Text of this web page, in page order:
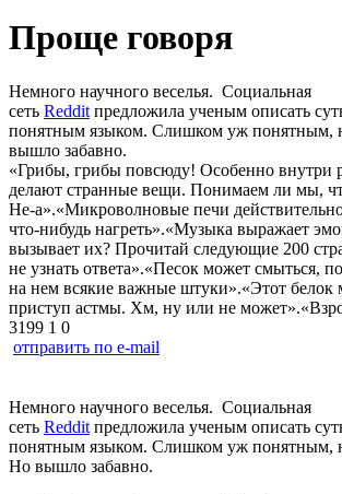
Проще говоря
Немного научного веселья. Социальная
сеть Reddit предложила ученым описать
понятным языком. Слишком уж понятным,
вышло забавно.
«Грибы, грибы повсюду! Особенно внутри
делают странные вещи. Понимаем ли мы,
Не-а».«Микроволновые печи
что-нибудь нагреть».«Музыка выражает
вызывает их? Прочитай следующие 200
не узнать ответа».«Песок может смыться,
на нем всякие важные штуки».«Этот белок
приступ астмы. Хм, ну или не
3199 1 0
отправить по e-mail
Немного научного веселья. Социальная
сеть Reddit предложила ученым описать
понятным языком. Слишком уж понятным,
Но вышло забавно.